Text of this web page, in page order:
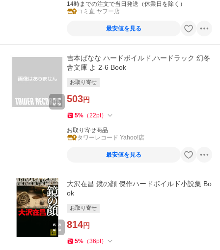
14時までの注文で当日発送（休業日を除く）
コミ直 ヤフー店
最安値を見る
吉本ばなな ハードボイルド,ハードラック 幻冬
舎文庫 よ 2-6 Book
お取り寄せ
503円
5% （22pt）
お取り寄せ商品
タワーレコード Yahoo!店
最安値を見る
大沢在昌 鏡の顔 傑作ハードボイルド小説集 Bo
ok
お取り寄せ
814円
5% （36pt）